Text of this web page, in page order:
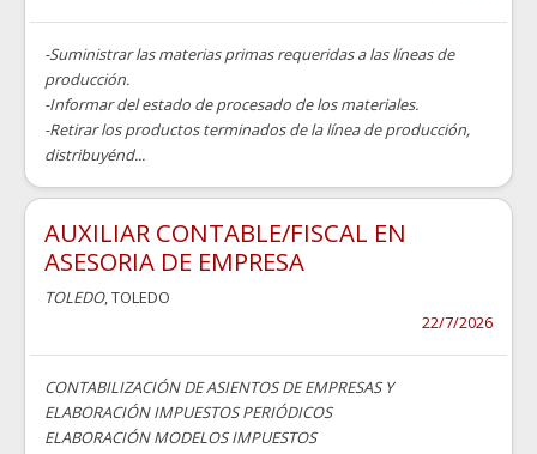
-Suministrar las materias primas requeridas a las líneas de
producción.
-Informar del estado de procesado de los materiales.
-Retirar los productos terminados de la línea de producción,
distribuyénd...
AUXILIAR CONTABLE/FISCAL EN
ASESORIA DE EMPRESA
TOLEDO, TOLEDO
22/7/2026
CONTABILIZACIÓN DE ASIENTOS DE EMPRESAS Y
ELABORACIÓN IMPUESTOS PERIÓDICOS
ELABORACIÓN MODELOS IMPUESTOS